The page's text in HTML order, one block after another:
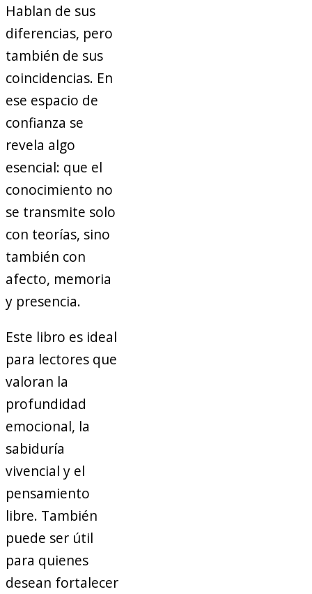
Hablan de sus
diferencias, pero
también de sus
coincidencias. En
ese espacio de
confianza se
revela algo
esencial: que el
conocimiento no
se transmite solo
con teorías, sino
también con
afecto, memoria
y presencia.
Este libro es ideal
para lectores que
valoran la
profundidad
emocional, la
sabiduría
vivencial y el
pensamiento
libre. También
puede ser útil
para quienes
desean fortalecer